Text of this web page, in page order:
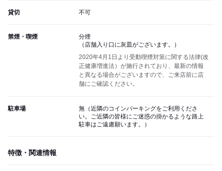
貸切 不可
禁煙・喫煙
分煙
（店舗入り口に灰皿がございます。）
2020年4月1日より受動喫煙対策に関する法律(改
正健康増進法）が施行されており、最新の情報
と異なる場合がございますので、ご来店前に店
舗にご確認ください。
駐車場
無（近隣のコインパーキングをご利用くださ
い。ご近隣の皆様にご迷惑の掛かるような路上
駐車はご遠慮願います。）
特徴・関連情報